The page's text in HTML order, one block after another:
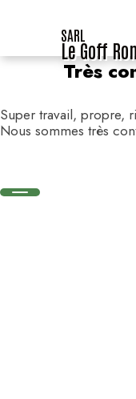
SARL
Le Goff
Très
Super travail, propre,
Nous sommes très